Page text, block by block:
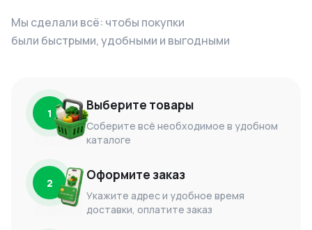
Мы сделали всё: чтобы покупки
были быстрыми, удобными и выгодными
1 Выберите товары
Соберите всё необходимое в удобном
каталоге
2 Оформите заказ
Укажите адрес и удобное время
доставки, оплатите заказ